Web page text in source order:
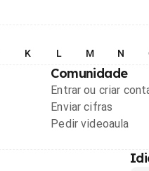
K L M N
Comunidade
Entrar ou criar
Enviar cifras
Pedir videoaula